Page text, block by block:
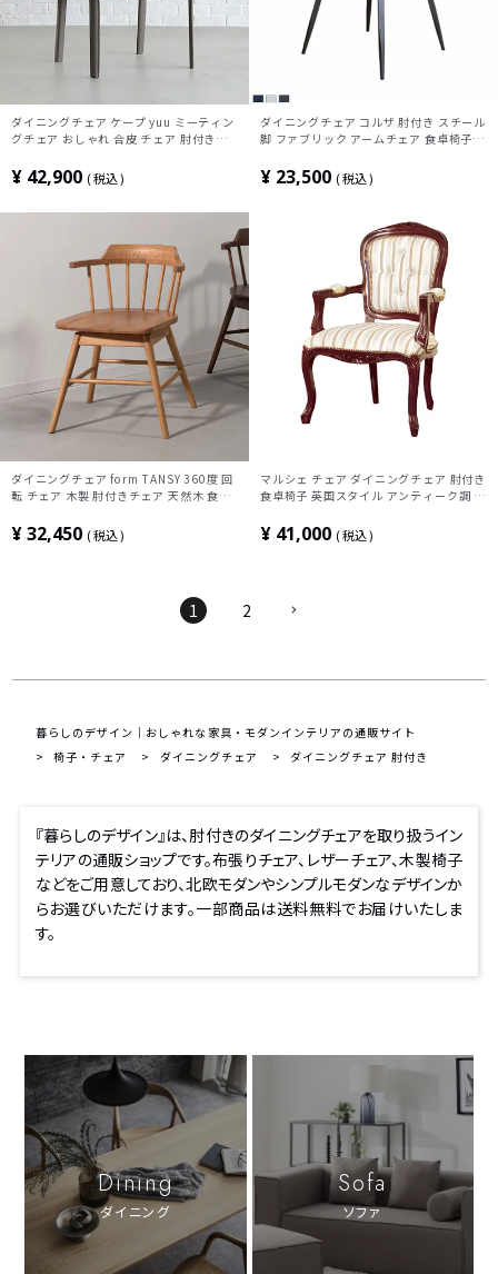
ダイニングチェア ケープ yuu ミーティン
グチェア おしゃれ 合皮 チェア 肘付き
ブラック キャメル グレージュ 完成品
¥ 42,900 税込
ダイニングチェア コルザ 肘付き スチール
脚 ファブリック アームチェア 食卓椅子
グ おしゃれ シンプル モダン
¥ 23,500 税込
ダイニングチェア form TANSY 360度 回
転 チェア 木製 肘付きチェア 天然木 食卓
グレージュ ナチュラル ブラウン ブラック
¥32,450 税込
マルシェ チェア ダイニングチェア 肘付き
食卓椅子 英国スタイル アンティーク調 天
ンテリア 完成品
¥ 41,000 税込
1 2
暮らしのデザイン｜おしゃれな家具・モダンインテリアの通販サイト
椅子・チェア
ダイニングチェア ダイニングチェア 肘付き
『暮らしのデザイン』は、肘付きのダイニングチェアを取り扱うイン
テリアの通販ショップです。布張りチェア、レザーチェア、木製椅子
などをご用意しており、北欧モダンやシンプルモダンなデザインか
らお選びいただけます。一部商品は送料無料でお届けいたしま
す。
Dining
ダイニング
Sofa
ソファ